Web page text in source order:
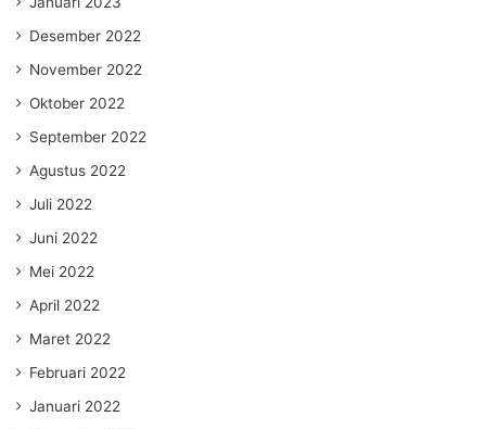
Desember 2022
November 2022
Oktober 2022
September 2022
Agustus 2022
Juli 2022
Juni 2022
Mei 2022
April 2022
Maret 2022
Februari 2022
Januari 2022